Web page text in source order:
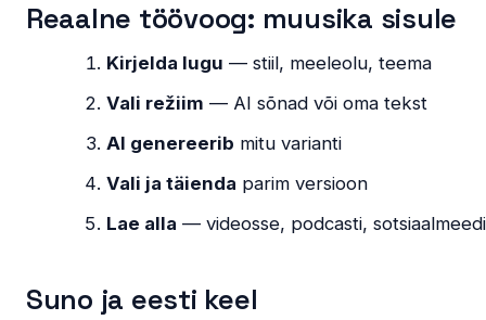
Reaalne töövoog: muusika sisule
Kirjelda lugu — stiil, meeleolu, teema
Vali režiim — AI sõnad või oma tekst
AI genereerib mitu varianti
Vali ja täienda parim versioon
Lae alla — videosse, podcasti,
Suno ja eesti keel